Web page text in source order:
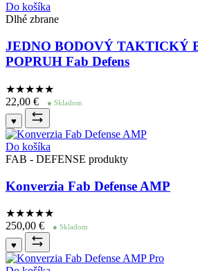
Do košíka
Dlhé zbrane
JEDNO BODOVÝ TAKTICKÝ
POPRUH Fab Defens
★★★★★
22,00 € ● Skladom
♥
Do košíka
FAB - DEFENSE produkty
Konverzia Fab Defense AMP
★★★★★
250,00 € ● Skladom
♥